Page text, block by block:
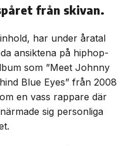
från skivan.
har under åratal
ansiktena på hiphop-
som ”Meet Johnny
Blue Eyes” från 2008
en vass rappare där
sig personliga